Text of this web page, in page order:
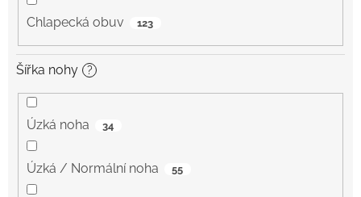
Chlapecká obuv 123
Šířka nohy ?
Úzká noha 34
Úzká / Normální noha 55